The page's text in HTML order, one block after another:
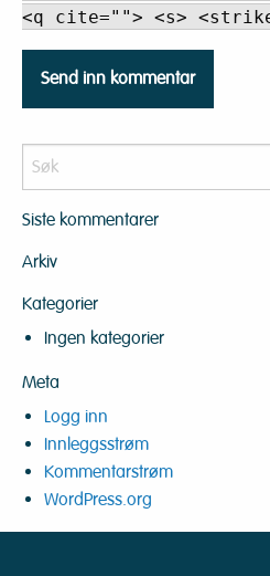
<q cite=""> <s>
Siste kommentarer
Arkiv
Kategorier
Ingen kategorier
Meta
Logg inn
Innleggsstrøm
Kommentarstrøm
WordPress.org